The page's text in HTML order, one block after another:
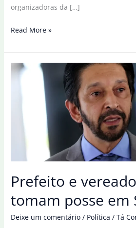
organizadoras da […]
Atos
ataque
dos
no
mundo
Read More »
Prefeito e
tomam posse em
Deixe um comentário / Política / Tá